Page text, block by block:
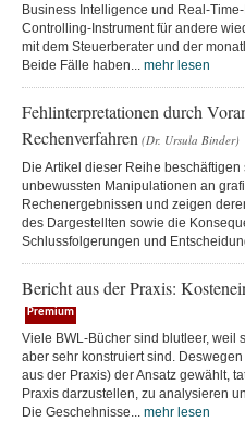
Business Intelligence und Real-
Controlling-Instrument für andere
mit dem Steuerberater und der
Beide Fälle haben... mehr lesen
Fehlinterpretationen durch
Rechenverfahren (Dr. Ursula Binder)
Die Artikel dieser Reihe
unbewussten Manipulationen an
Rechenergebnissen und zeigen
des Dargestellten sowie die
Schlussfolgerungen und
Bericht aus der Praxis:
Premium
Viele BWL-Bücher sind blutleer, weil
aber sehr konstruiert sind.
aus der Praxis) der Ansatz gewählt,
Praxis darzustellen, zu analysieren
Die Geschehnisse... mehr lesen